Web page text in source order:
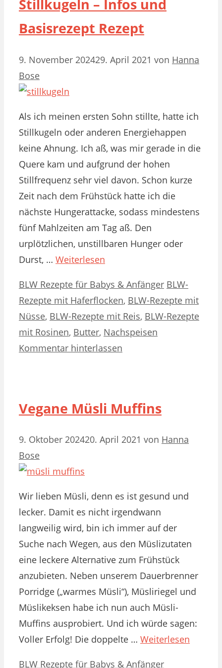
Stillkugeln – Infos und
Basisrezept Rezept
9. November 202429. April 2021 von Hanna
Bose
Als ich meinen ersten Sohn stillte, hatte ich
Stillkugeln oder anderen Energiehappen
keine Ahnung. Ich aß, was mir gerade in die
Quere kam und aufgrund der hohen
Stillfrequenz sehr viel davon. Schon kurze
Zeit nach dem Frühstück hatte ich die
nächste Hungerattacke, sodass mindestens
fünf Mahlzeiten am Tag aß. Den
urplötzlichen, unstillbaren Hunger oder
Durst, … Weiterlesen
Kategorien
BLW Rezepte für Babys & Anfänger Schlagwörter
BLW-
Rezepte mit Haferflocken, BLW-Rezepte mit
Nüsse, BLW-Rezepte mit Reis, BLW-Rezepte
mit Rosinen, Butter, Nachspeisen
Kommentar hinterlassen
Vegane Müsli Muffins
9. Oktober 202420. April 2021 von Hanna
Bose
Wir lieben Müsli, denn es ist gesund und
lecker. Damit es nicht irgendwann
langweilig wird, bin ich immer auf der
Suche nach Wegen, aus den Müslizutaten
eine leckere Alternative zum Frühstück
anzubieten. Neben unserem Dauerbrenner
Porridge („warmes Müsli“), Müsliriegel und
Müslikeksen habe ich nun auch Müsli-
Muffins ausprobiert. Und ich würde sagen:
Voller Erfolg! Die doppelte … Weiterlesen
Kategorien
BLW Rezepte für Babys & AnfängerSchlagwörter